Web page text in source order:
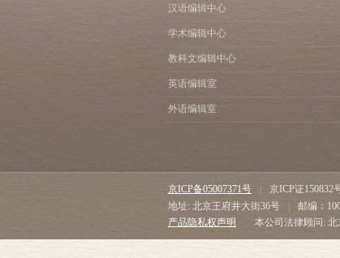
汉语编辑中心
学术编辑中心
教科文编辑中心
英语编辑室
外语编辑室
京ICP备05007371号 京ICP证150832
地址: 北京王府井大街36号
邮编：
产品隐私权声明
本公司法律顾问: